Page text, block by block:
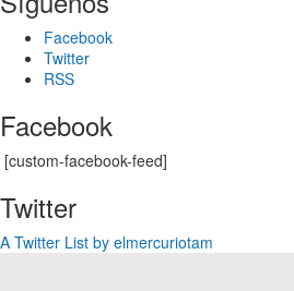
Facebook
Twitter
RSS
Facebook
[custom-facebook-feed]
Twitter
A Twitter List by elmercuriotam